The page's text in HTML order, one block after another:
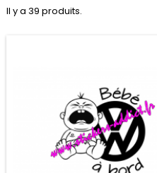
Il y a 39 produits.